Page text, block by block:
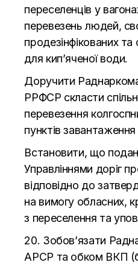
переселенців у
перевезень людей,
продезінфікованих та
для кип’яченої води.
Доручити
РРФСР скласти
перевезення
пунктів
Встановити, що
Управліннями доріг
відповідно до
на вимогу обласних,
з переселення та
20. Зобов’язати
АРСР та обком ВКП